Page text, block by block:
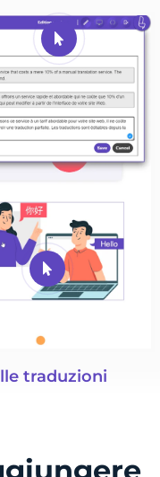
traduzioni